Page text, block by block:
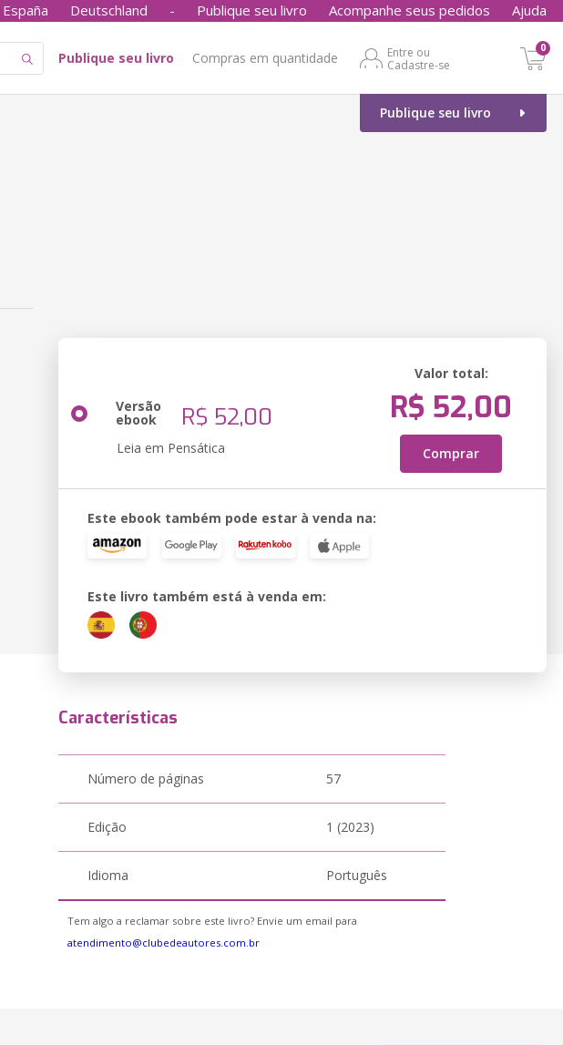
España Deutschland - Publique seu livro Acompanhe seus pedidos Ajuda
Publique seu livro Compras em quantidade
Entre ou
Cadastre-se
0
Publique seu livro
Versão
ebook R$ 52,00
Leia em Pensática
Valor total:
R$ 52,00
Comprar
Este ebook também pode estar à venda na:
Este livro também está à venda em:
Características
Número de páginas 57
Edição 1 (2023)
Idioma Português
Tem algo a reclamar sobre este livro? Envie um email para
atendimento@clubedeautores.com.br